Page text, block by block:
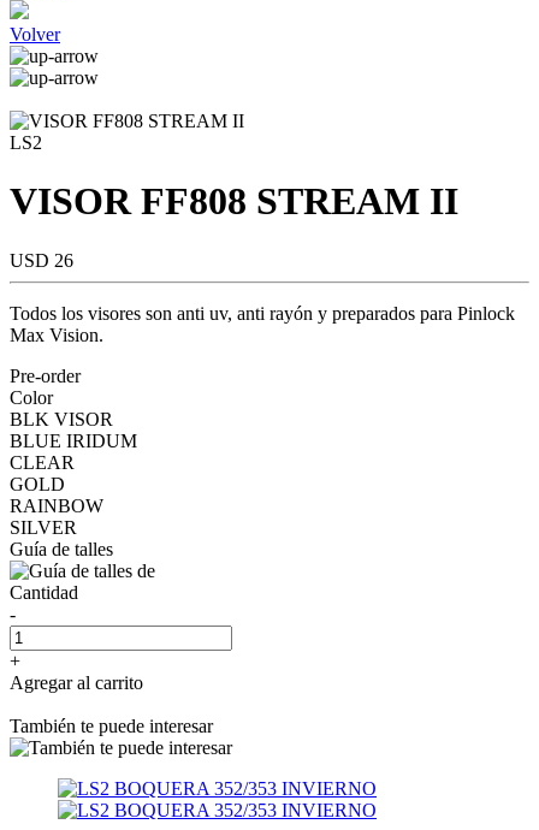
Volver
LS2
VISOR FF808 STREAM II
USD 26
Todos los visores son anti uv, anti rayón y preparados para Pinlock
Max Vision.
Pre-order
Color
BLK VISOR
BLUE IRIDUM
CLEAR
GOLD
RAINBOW
SILVER
Guía de talles
Cantidad
-
+
Agregar al carrito
También te puede interesar